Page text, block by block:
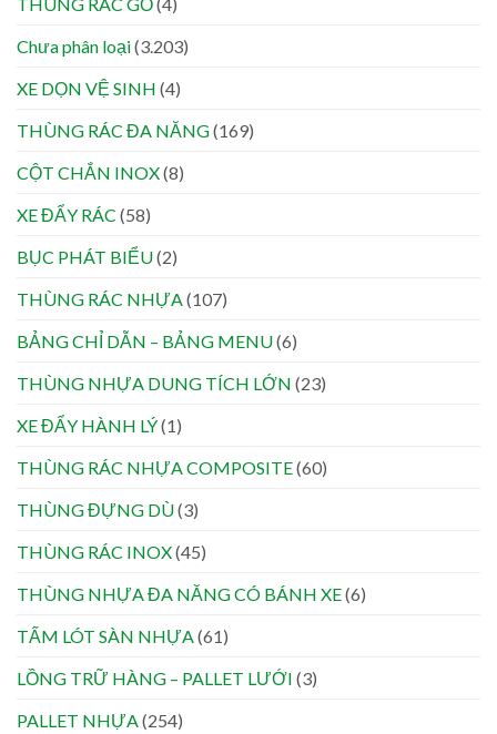
Chưa phân loại(3.203)
XE DỌN VỆ SINH (4)
THÙNG RÁC ĐA NĂNG(169)
CỘT CHẮN INOX(8)
XE ĐẨY RÁC (58)
BỤC PHÁT BIỂU(2)
THÙNG RÁC NHỰA(107)
BẢNG CHỈ DẪN – BẢNG MENU(6)
THÙNG NHỰA DUNG TÍCH LỚN (23)
XE ĐẨY HÀNH LÝ(1)
THÙNG RÁC NHỰA COMPOSITE(60)
THÙNG ĐỰNG DÙ(3)
THÙNG RÁC INOX(45)
THÙNG NHỰA ĐA NĂNG CÓ BÁNH XE(6)
TẤM LÓT SÀN NHỰA(61)
LỒNG TRỮ HÀNG – PALLET LƯỚI (3)
PALLET NHỰA(254)